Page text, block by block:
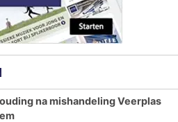
na mishandeling Veerplas